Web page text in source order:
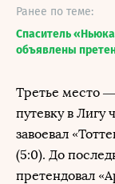
Ранее по теме:
Спаситель
объявлены
Третье место
путевку в Лигу
завоевал
(5:0). До
претендовал